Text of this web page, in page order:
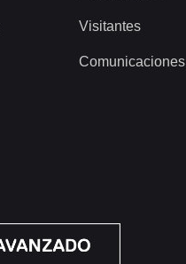
Visitantes
Comunicaciones